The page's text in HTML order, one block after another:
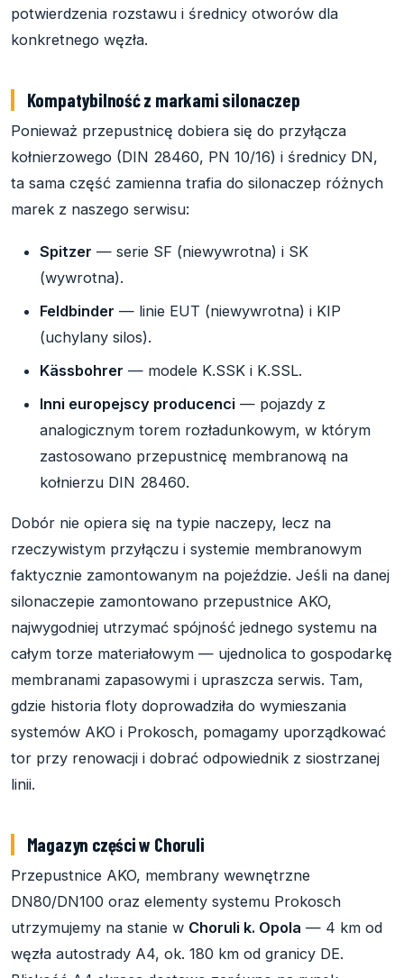
potwierdzenia rozstawu i średnicy otworów dla
konkretnego węzła.
Kompatybilność z markami silonaczep
Ponieważ przepustnicę dobiera się do przyłącza
kołnierzowego (DIN 28460, PN 10/16) i średnicy DN,
ta sama część zamienna trafia do silonaczep różnych
marek z naszego serwisu:
Spitzer — serie SF (niewywrotna) i SK
(wywrotna).
Feldbinder — linie EUT (niewywrotna) i KIP
(uchylany silos).
Kässbohrer — modele K.SSK i K.SSL.
Inni europejscy producenci — pojazdy z
analogicznym torem rozładunkowym, w którym
zastosowano przepustnicę membranową na
kołnierzu DIN 28460.
Dobór nie opiera się na typie naczepy, lecz na
rzeczywistym przyłączu i systemie membranowym
faktycznie zamontowanym na pojeździe. Jeśli na danej
silonaczepie zamontowano przepustnice AKO,
najwygodniej utrzymać spójność jednego systemu na
całym torze materiałowym — ujednolica to gospodarkę
membranami zapasowymi i upraszcza serwis. Tam,
gdzie historia floty doprowadziła do wymieszania
systemów AKO i Prokosch, pomagamy uporządkować
tor przy renowacji i dobrać odpowiednik z siostrzanej
linii.
Magazyn części w Choruli
Przepustnice AKO, membrany wewnętrzne
DN80/DN100 oraz elementy systemu Prokosch
utrzymujemy na stanie w Choruli k. Opola — 4 km od
węzła autostrady A4, ok. 180 km od granicy DE.